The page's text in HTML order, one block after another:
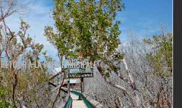
RETOUR À LA PAGE PRINCIPALE